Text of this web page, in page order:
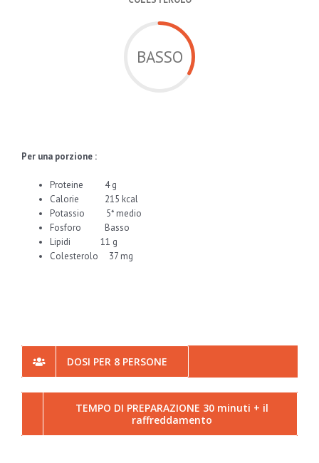
BASSO
Per una porzione :
Proteine 4 g
Calorie 215 kcal
Potassio 5* medio
Fosforo Basso
Lipidi 11 g
Colesterolo 37 mg
DOSI PER 8 PERSONE
TEMPO DI PREPARAZIONE 30 minuti + il
raffreddamento